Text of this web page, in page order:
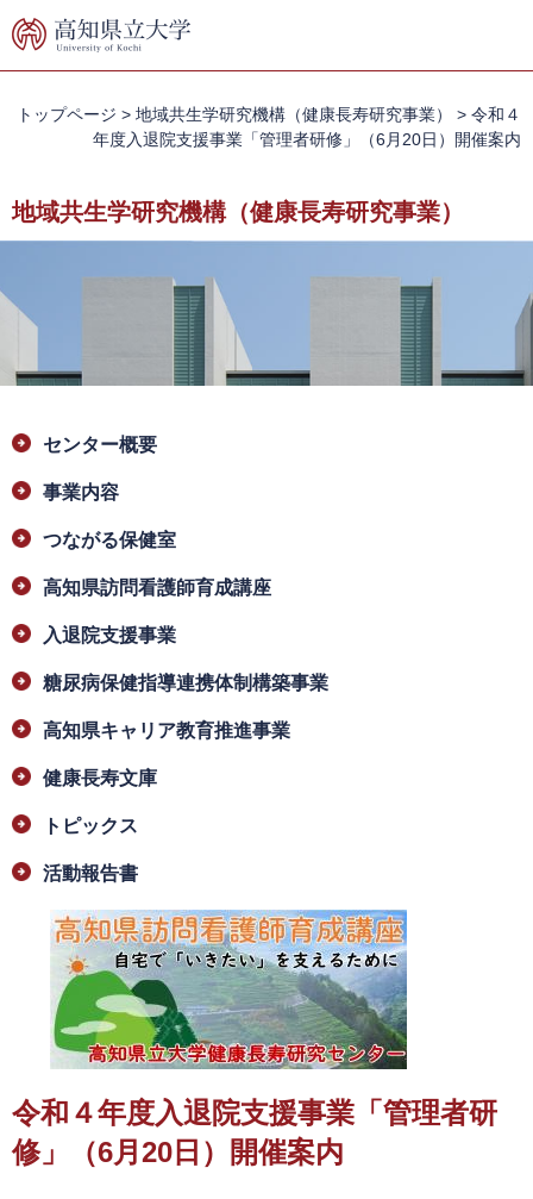
ー
ニ
て
本
へ
トップページ > 地域共生学研究機構（健康長寿研究事業） > 令和４
年度入退院支援事業「管理者研修」（6月20日）開催案内
地域共生学研究機構（健康長寿研究事業）
文
センター概要
事業内容
つながる保健室
高知県訪問看護師育成講座
入退院支援事業
糖尿病保健指導連携体制構築事業
高知県キャリア教育推進事業
健康長寿文庫
トピックス
活動報告書
令和４年度入退院支援事業「管理者研
修」（6月20日）開催案内